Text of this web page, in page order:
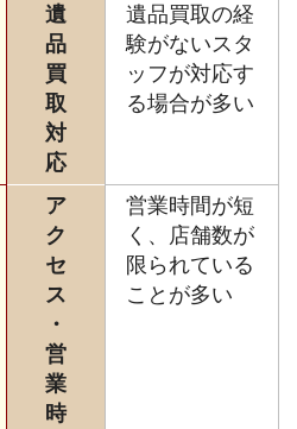
遺
品
買
取
対
応
遺品買取の経
験がないスタ
ッフが対応す
る場合が多い
ア
ク
セ
ス
・
営
業
時
営業時間が短
く、店舗数が
限られている
ことが多い